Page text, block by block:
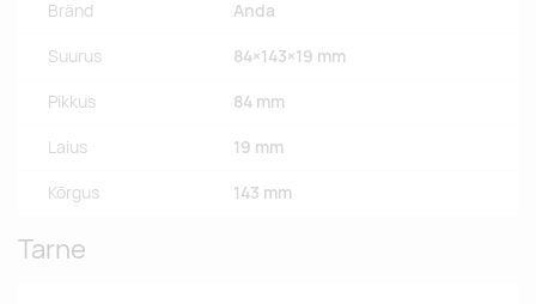
Bränd Anda
Suurus 84×143×19 mm
Pikkus 84 mm
Laius 19 mm
Kõrgus 143 mm
Tarne